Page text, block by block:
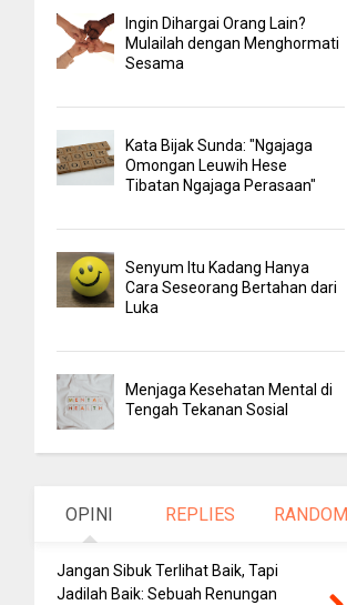
Ingin Dihargai Orang Lain?
Mulailah dengan Menghormati
Sesama
Kata Bijak Sunda: "Ngajaga
Omongan Leuwih Hese
Tibatan Ngajaga Perasaan"
Senyum Itu Kadang Hanya
Cara Seseorang Bertahan dari
Luka
Menjaga Kesehatan Mental di
Tengah Tekanan Sosial
OPINI REPLIES RANDOM
Jangan Sibuk Terlihat Baik, Tapi
Jadilah Baik: Sebuah Renungan